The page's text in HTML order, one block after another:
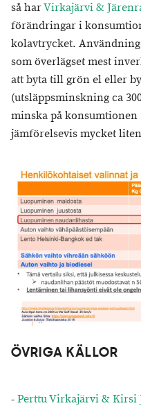
så harVirkajärvi &
förändringar i
kolavtrycket.
som överlägset mest
att byta till grön el eller
(utsläppsminskning ca
minska på
jämförelsevis mycket
ÖVRIGA KÄLLOR
-Perttu Virkajärvi & Kirsi